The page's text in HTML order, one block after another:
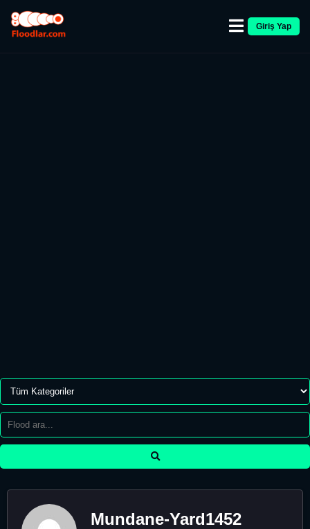
Giriş Yap
Mundane-Yard1452